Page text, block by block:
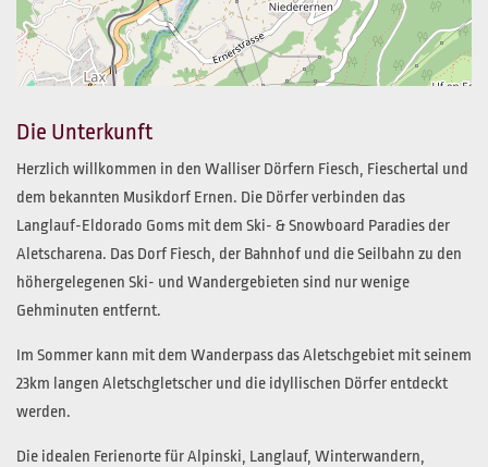
Die Unterkunft
Herzlich willkommen in den Walliser Dörfern Fiesch, Fieschertal und
dem bekannten Musikdorf Ernen. Die Dörfer verbinden das
Langlauf-Eldorado Goms mit dem Ski- & Snowboard Paradies der
Aletscharena. Das Dorf Fiesch, der Bahnhof und die Seilbahn zu den
höhergelegenen Ski- und Wandergebieten sind nur wenige
Gehminuten entfernt.
Im Sommer kann mit dem Wanderpass das Aletschgebiet mit seinem
23km langen Aletschgletscher und die idyllischen Dörfer entdeckt
werden.
Die idealen Ferienorte für Alpinski, Langlauf, Winterwandern,